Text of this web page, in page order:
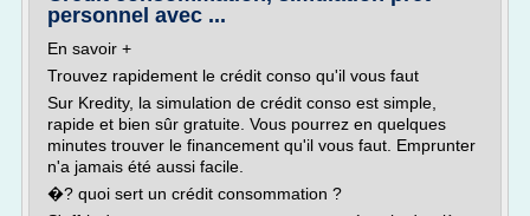
personnel avec ...
En savoir +
Trouvez rapidement le crédit conso qu'il vous faut
Sur Kredity, la simulation de crédit conso est simple,
rapide et bien sûr gratuite. Vous pourrez en quelques
minutes trouver le financement qu'il vous faut. Emprunter
n'a jamais été aussi facile.
�? quoi sert un crédit consommation ?